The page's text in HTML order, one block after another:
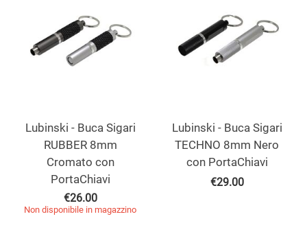
Lubinski - Buca Sigari
RUBBER 8mm
Cromato con
PortaChiavi
€26.00
Non disponibile in magazzino
Lubinski - Buca Sigari
TECHNO 8mm Nero
con PortaChiavi
€29.00